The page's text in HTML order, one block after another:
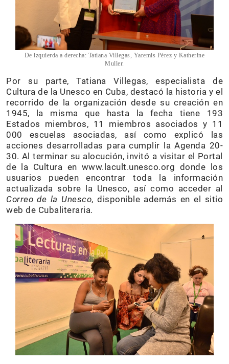
De izquierda a derecha: Tatiana Villegas, Yaremis Pérez y Katherine
Muller.
Por su parte, Tatiana Villegas, especialista de
Cultura de la Unesco en Cuba, destacó la historia y el
recorrido de la organización desde su creación en
1945, la misma que hasta la fecha tiene 193
Estados miembros, 11 miembros asociados y 11
000 escuelas asociadas, así como explicó las
acciones desarrolladas para cumplir la Agenda 20-
30. Al terminar su alocución, invitó a visitar el Portal
de la Cultura en www.lacult.unesco.org donde los
usuarios pueden encontrar toda la información
actualizada sobre la Unesco, así como acceder al
Correo de la Unesco, disponible además en el sitio
web de Cubaliteraria.